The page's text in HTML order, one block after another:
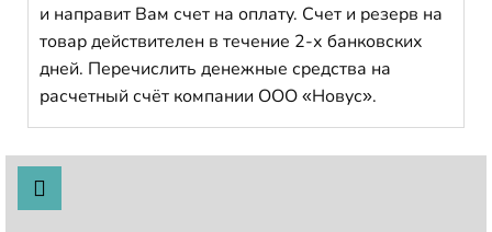
и направит Вам счет на оплату. Счет и резерв на
товар действителен в течение 2-х банковских
дней. Перечислить денежные средства на
расчетный счёт компании ООО «Новус».